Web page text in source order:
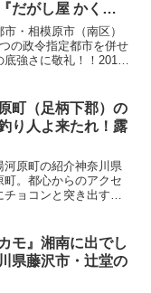
だがし屋 かくは
・相模原市（南区）
の政令指定都市を併せ
強さに敬礼！！2010
南区）と人口約72万人
町（足柄下郡）の
り人よ来たれ！露
河原町の紹介神奈川県
町。都心からのアクセ
チョコンと突き出す真
り人までをも完璧に
ホマズン...
モ』湘南に出でし
県藤沢市・辻堂の